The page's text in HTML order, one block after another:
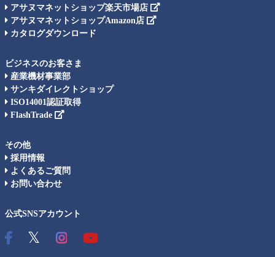
アサヌマネットショップ楽天市場店
アサヌマネットショップAmazon店
カタログダウンロード
ビジネスのお客さま
産業機材事業部
サンキダイレクトショップ
ISO14001認証取得
FlashTrade
その他
採用情報
よくあるご質問
お問い合わせ
公式SNSアカウント